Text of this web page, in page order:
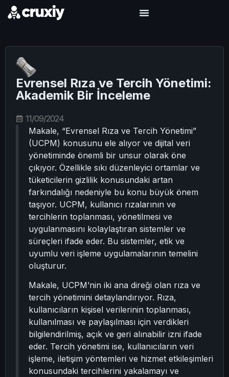
Evrensel Rıza ve Tercih Yönetimi:
Akademik Bir İnceleme
11/09/2024
Makale, “Evrensel Rıza ve Tercih Yönetimi”
(UCPM) konusunu ele alıyor ve dijital veri
yönetiminde önemli bir unsur olarak öne
çıkıyor. Özellikle sıkı düzenleyici ortamlar ve
tüketicilerin gizlilik konusundaki artan
farkındalığı nedeniyle bu konu büyük önem
taşıyor. UCPM, kullanıcı rızalarının ve
tercihlerin toplanması, yönetilmesi ve
uygulanmasını kolaylaştıran sistemler ve
süreçleri ifade eder. Bu sistemler, etik ve
uyumlu veri işleme uygulamalarının temelini
oluşturur.
Makale, UCPM’nin iki ana direği olan rıza ve
tercih yönetimini detaylandırıyor. Rıza,
kullanıcıların kişisel verilerinin toplanması,
kullanılması ve paylaşılması için verdikleri
bilgilendirilmiş, açık ve geri alınabilir izni ifade
eder. Tercih yönetimi ise, kullanıcıların veri
işleme, iletişim yöntemleri ve hizmet etkileşimleri
konusundaki tercihlerini yakalamayı ve